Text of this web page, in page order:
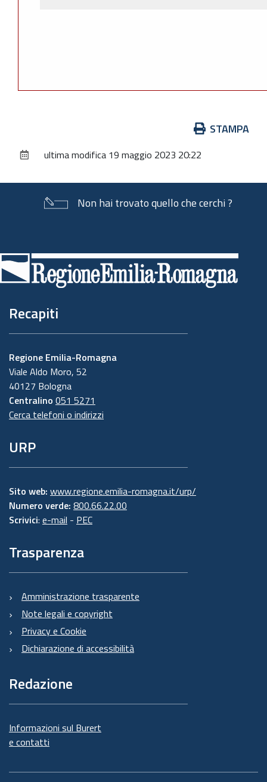
documento
STAMPA
ultima modifica 19 maggio 2023 20:22
Non hai trovato quello che cerchi ?
di
pagina
Recapiti
Regione Emilia-Romagna
Viale Aldo Moro, 52
40127 Bologna
Centralino 051 5271
Cerca telefoni o indirizzi
URP
Sito web: www.regione.emilia-romagna.it/urp/
Numero verde: 800.66.22.00
Scrivici: e-mail - PEC
Trasparenza
Amministrazione trasparente
Note legali e copyright
Privacy e Cookie
Dichiarazione di accessibilità
Redazione
Informazioni sul Burert
e contatti